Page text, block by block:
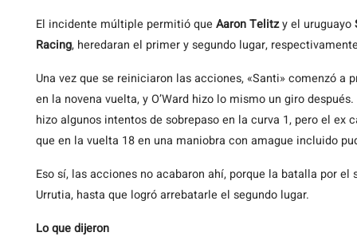
El incidente múltiple permitió que Aaron Telitzy el uruguayo
Racing, heredaran el primer y segundo lugar,
Una vez que se reiniciaron las acciones, «Santi» comenzó a
en la novena vuelta, y O’Ward hizo lo mismo un giro
hizo algunos intentos de sobrepaso en la curva 1, pero el ex
que en la vuelta 18 en una maniobra con amague incluido
Eso sí, las acciones no acabaron ahí, porque la batalla por
Urrutia, hasta que logró arrebatarle el segundo lugar.
Lo que dijeron